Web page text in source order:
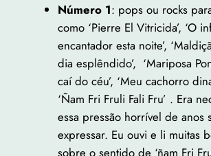
Número 1: pops ou rocks
como ‘Pierre El Vitricida’, ‘O
encantador esta noite’,
dia esplêndido’, ‘Mariposa
caí do céu’, ‘Meu cachorro
‘Ñam Fri Fruli Fali Fru’ . Era
essa pressão horrível de anos
expressar. Eu ouvi e li muitas
sobre o sentido de ‘ñam Fri